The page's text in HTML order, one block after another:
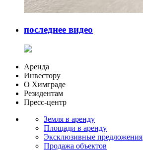
последнее видео
Аренда
Инвестору
О Химграде
Резидентам
Пресс-центр
Земля в аренду
Площади в аренду
Эксклюзивные предложения
Продажа объектов